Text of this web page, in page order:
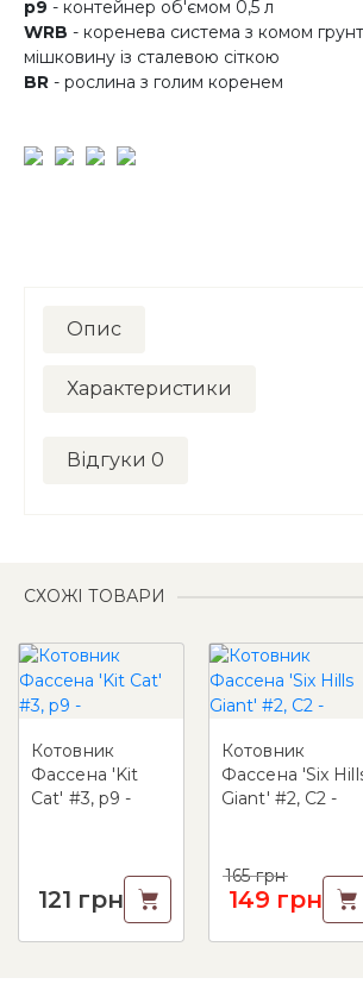
p9 - контейнер об'ємом 0,5 л
WRB - коренева система з комом
мішковину із сталевою сіткою
BR - рослина з голим коренем
Опис
Характеристики
Відгуки 0
СХОЖІ ТОВАРИ
Котовник
Фассена 'Kit
Cat' #3, p9 -
121 грн
Котовник
Фассена 'Six
Giant' #2, C2 -
165 грн
149 грн